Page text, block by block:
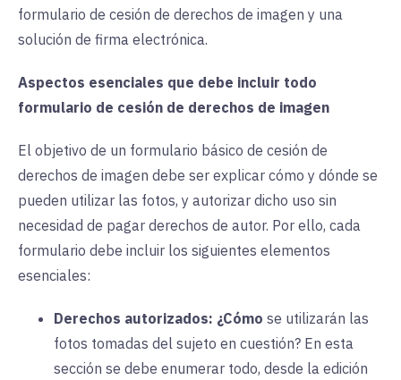
formulario de cesión de derechos de imagen y una
solución de firma electrónica.
Aspectos esenciales que debe incluir todo
formulario de cesión de derechos de imagen
El objetivo de un formulario básico de cesión de
derechos de imagen debe ser explicar cómo y dónde se
pueden utilizar las fotos, y autorizar dicho uso sin
necesidad de pagar derechos de autor. Por ello, cada
formulario debe incluir los siguientes elementos
esenciales:
Derechos autorizados: ¿Cómo se utilizarán las
fotos tomadas del sujeto en cuestión? En esta
sección se debe enumerar todo, desde la edición